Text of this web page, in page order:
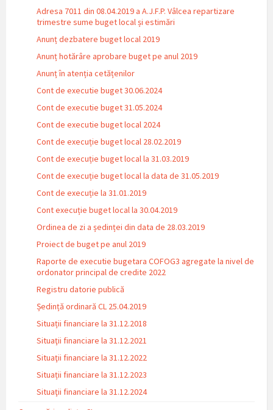
Adresa 7011 din 08.04.2019 a A.J.F.P. Vâlcea repartizare
trimestre sume buget local și estimări
Anunț dezbatere buget local 2019
Anunț hotărâre aprobare buget pe anul 2019
Anunț în atenția cetățenilor
Cont de executie buget 30.06.2024
Cont de executie buget 31.05.2024
Cont de executie buget local 2024
Cont de execuție buget local 28.02.2019
Cont de execuție buget local la 31.03.2019
Cont de execuție buget local la data de 31.05.2019
Cont de execuție la 31.01.2019
Cont execuție buget local la 30.04.2019
Ordinea de zi a ședinței din data de 28.03.2019
Proiect de buget pe anul 2019
Raporte de executie bugetara COFOG3 agregate la nivel de
ordonator principal de credite 2022
Registru datorie publică
Ședință ordinară CL 25.04.2019
Situații financiare la 31.12.2018
Situaţii financiare la 31.12.2021
Situaţii financiare la 31.12.2022
Situații financiare la 31.12.2023
Situaţii financiare la 31.12.2024